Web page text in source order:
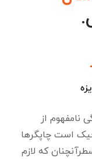
نامفهوم از
است چاپگرها
که لازم